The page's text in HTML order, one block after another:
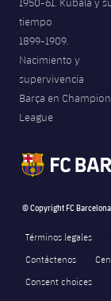
1950-61. Kubala y
tiempo
1899-1909.
Nacimiento y
supervivencia
Barça en
League
© Copyright FC Barcelona
Términos legales
Contáctenos
Consent choices